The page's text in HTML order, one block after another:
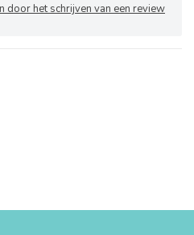
door het schrijven van een review